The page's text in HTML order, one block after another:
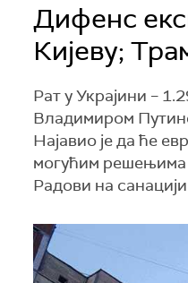
Дифенс
Кијеву;
Рат у Украјини –
Владимиром
Најавио је да ће
могућим решењима
Радови на